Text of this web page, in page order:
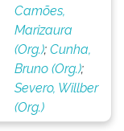
Camões,
Marizaura
(Org.);Cunha,
Bruno (Org.);
Severo, Willber
(Org.)